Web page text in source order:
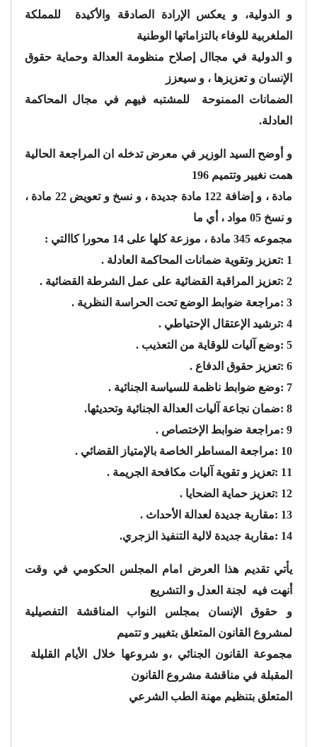
و الدولية، و يعكس الإرادة الصادقة والأكيدة للمملكة
الملغربية للوفاء بالتزاماتها الوطنية
و الدولية في مجاال إصلاح منظومة العدالة وحماية حقوق
الإنسان و تعزيزها ، و سيعزز
الضمانات الممنوحة للمشتبه فيهم في مجال المحاكمة
العادلة.
و أوضح السيد الوزير في معرض تدخله ان المراجعة الحالية
همت نغيير وتتميم 196
مادة ، و إضافة 122 مادة جديدة ، و نسخ و تعويض 22 مادة ،
و نسخ 05 مواد ، أي ما
مجموعه 345 مادة ، موزعة كلها على 14 محورا كاالتي :
1 :تعزيز وتقوية ضمانات المحاكمة العادلة .
2 :تعزيز المراقبة القضائية على عمل الشرطة القضائية .
3 :مراجعة ضوابط الوضع تحت الحراسة النظرية .
4 :ترشيد الإعتقال الإحتياطي .
5 :وضع آليات للوقاية من التعذيب .
6 :تعزيز حقوق الدفاع .
7 :وضع ضوابط ناظمة للسياسة الجنائية .
8 :ضمان نجاعة آليات العدالة الجنائية وتحديثها.
9 :مراجعة ضوابط الإختصاص .
10 :مراجعة المساطر الخاصة بالإمتياز القضائي .
11 :تعزيز و تقوية آليات مكافحة الجريمة .
12 :تعزيز حماية الضحايا .
13 :مقاربة جديدة لعدالة الأحداث .
14 :مقاربة جديدة لالية التنفيذ الزجري.
يأتي تقديم هذا العرض امام المجلس الحكومي في وقت
أنهت فيه لجنة العدل و التشريع
و حقوق الإنسان بمجلس النواب المناقشة التفصيلية
لمشروع القانون المتعلق بتغيير و تتميم
مجموعة القانون الجنائي ،و شروعها خلال الأيام القليلة
المقبلة في مناقشة مشروع القانون
المتعلق بتنظيم مهنة الطب الشرعي